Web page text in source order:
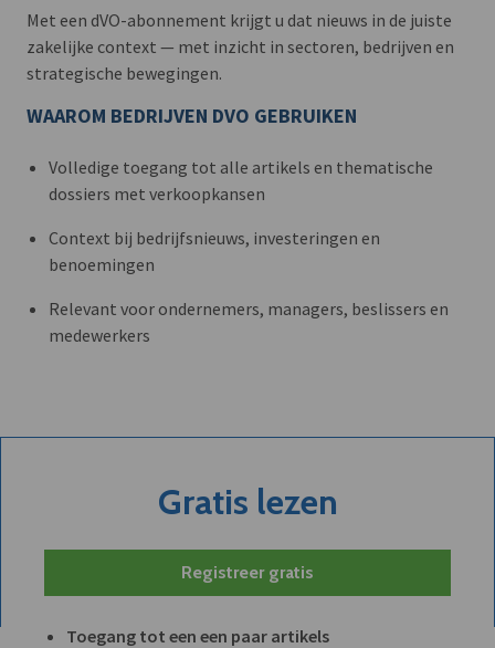
Met een dVO-abonnement krijgt u dat nieuws in de juiste
zakelijke context — met inzicht in sectoren, bedrijven en
strategische bewegingen.
WAAROM BEDRIJVEN DVO GEBRUIKEN
Volledige toegang tot alle artikels en thematische
dossiers met verkoopkansen
Context bij bedrijfsnieuws, investeringen en
benoemingen
Relevant voor ondernemers, managers, beslissers en
medewerkers
Gratis lezen
Registreer gratis
Toegang tot een een paar artikels